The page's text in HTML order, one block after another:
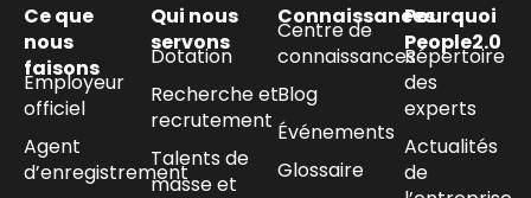
Ce que
nous
faisons
Employeur
officiel
Agent
d’enregistrement
Qui nous
servons
Dotation
Recherche et
recrutement
Talents de
masse et
Connaissances
Centre de
connaissances
Blog
Événements
Glossaire
Pourquoi
People2.0
Répertoire
des
experts
Actualités
de